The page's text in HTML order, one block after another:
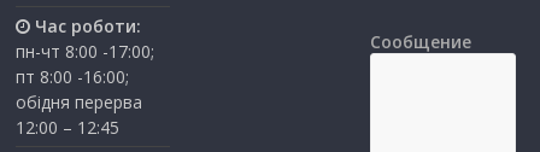
Час роботи:
пн-чт 8:00 -17:00;
пт 8:00 -16:00;
обідня перерва
12:00 – 12:45
Сообщение